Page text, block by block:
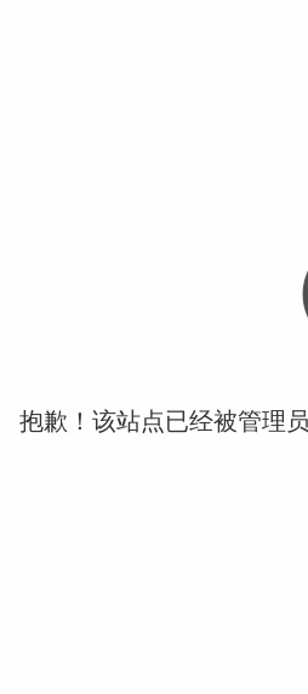
抱歉！该站点已经被管理